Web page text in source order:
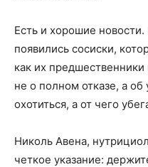
Есть и хорошие
появились сосиски,
как их
не о полном отказе, а
охотиться, а от чего
Николь Авена,
четкое указание: